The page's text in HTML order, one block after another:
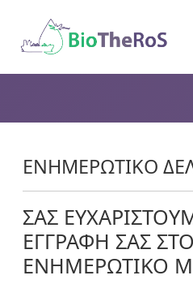
ΕΝΗΜΕΡΩΤΙΚΌ
ΣΑΣ
ΕΓΓΡΑΦΉ ΣΑΣ ΣΤΟ
ΕΝΗΜΕΡΩΤΙΚΌ